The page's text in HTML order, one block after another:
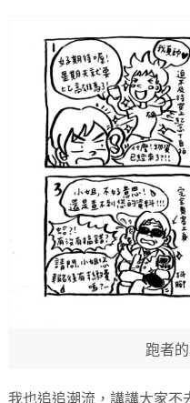
跑者
我也追追潮流，講講大家不